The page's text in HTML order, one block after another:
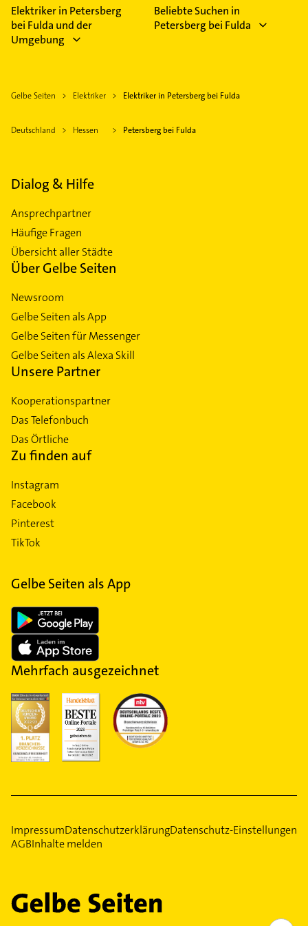
Elektriker in Petersberg
bei Fulda und der
Umgebung
Beliebte Suchen in
Petersberg bei Fulda
Gelbe Seiten Elektriker Elektriker in Petersberg bei Fulda
Deutschland Hessen Petersberg bei Fulda
Dialog & Hilfe
Ansprechpartner
Häufige Fragen
Übersicht aller Städte
Über Gelbe Seiten
Newsroom
Gelbe Seiten als App
Gelbe Seiten für Messenger
Gelbe Seiten als Alexa Skill
Unsere Partner
Kooperationspartner
Das Telefonbuch
Das Örtliche
Zu finden auf
Instagram
Facebook
Pinterest
TikTok
Gelbe Seiten als App
Mehrfach ausgezeichnet
ImpressumDatenschutzerklärungDatenschutz-Einstellungen
AGBInhalte melden